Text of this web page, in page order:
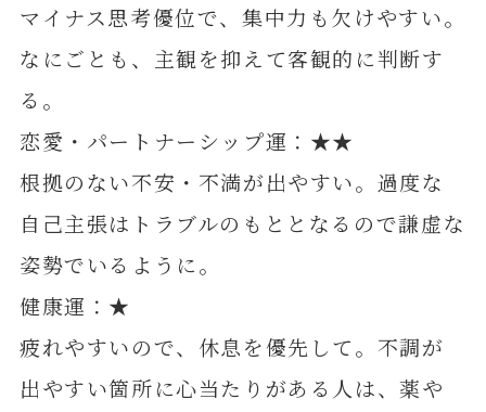
マイナス思考優位で、集中力も欠けやすい。
なにごとも、主観を抑えて客観的に判断す
る。
恋愛・パートナーシップ運：★★
根拠のない不安・不満が出やすい。過度な
自己主張はトラブルのもととなるので謙虚な
姿勢でいるように。
健康運：★
疲れやすいので、休息を優先して。不調が
出やすい箇所に心当たりがある人は、薬や